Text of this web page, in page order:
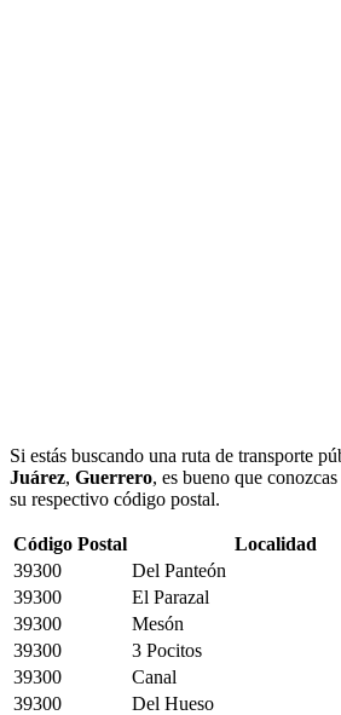
Si estás buscando una ruta de transporte
Juárez, Guerrero, es bueno que
su respectivo código postal.
Código Postal
Localidad
39300
Del Panteón
39300
El Parazal
39300
Mesón
39300
3 Pocitos
39300
Canal
39300
Del Hueso